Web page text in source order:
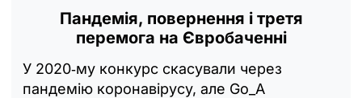
Пандемія, повернення і третя
перемога на Євробаченні
У 2020‑му конкурс скасували через
пандемію коронавірусу, але Go_A